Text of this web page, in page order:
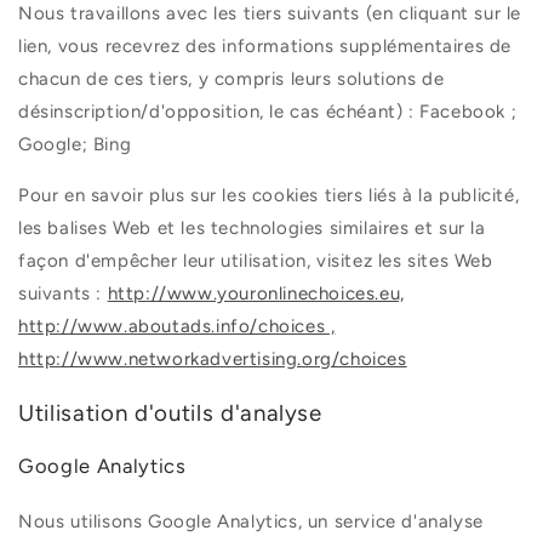
Nous travaillons avec les tiers suivants (en cliquant sur le
lien, vous recevrez des informations supplémentaires de
chacun de ces tiers, y compris leurs solutions de
désinscription/d'opposition, le cas échéant) : Facebook ;
Google; Bing
Pour en savoir plus sur les cookies tiers liés à la publicité,
les balises Web et les technologies similaires et sur la
façon d'empêcher leur utilisation, visitez les sites Web
suivants : http://www.youronlinechoices.eu,
http://www.aboutads.info/choices ,
http://www.networkadvertising.org/choices
Utilisation d'outils d'analyse
Google Analytics
Nous utilisons Google Analytics, un service d'analyse